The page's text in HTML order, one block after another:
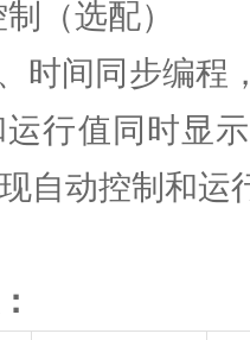
（选配）
时间同步编程
行值同时显
自动控制和运